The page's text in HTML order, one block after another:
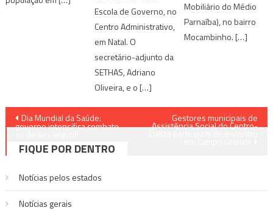
Escola de Governo, no
Centro Administrativo,
em Natal. O
secretário-adjunto da
SETHAS, Adriano
Oliveira, e o […]
Mobiliário do Médio
Parnaíba), no bairro
Mocambinho. […]
Navegação
de
Dia Mundial da Saúde:
governo intensifica combate
Gestores municipais de
Assistência Social do Centro-
FIQUE POR DENTRO
Notícias pelos estados
Notí­cias gerais